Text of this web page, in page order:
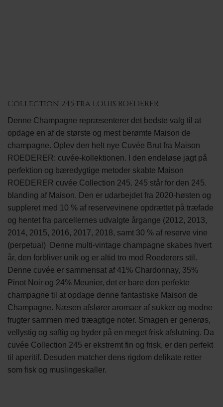
Collection 245 fra LOUIS ROEDERER
Denne Champagne repræsenterer det bedste valg til at
opdage en af ​​de største og mest berømte Maison de
champagne. Oplev den helt nye Cuvée Brut fra Maison
ROEDERER: cuvée-kollektionen. I den endeløse jagt på
perfektion og bæredygtige metoder skabte Maison
ROEDERER cuvée Collection 245. 245 står for den 245.
blanding af Maison. Den er udarbejdet fra 2020-høsten og
suppleret med 10 % af reservevinene opdrættet på træfade
og hentet fra parcellernes udvalgte årgange (2012, 2013,
2014, 2015, 2016, 2017, 2018, samt 30 % af reserve vine
(perpetual) Denne multi-vintage champagne skabes hvert
år, den forbliver unik og er altid tro mod Roederers stil.
Denne cuvée er sammensat af 41% Chardonnay, 35%
Pinot Noir og 24% Meunier, det er bare den perfekte
champagne til at opdage denne fantastiske Maison de
Champagne. Næsen afslører aromaer af sukker og modne
frugter sammen med træagtige noter. Smagen er generøs,
vellystig og saftig og byder på en meget frisk afslutning. Da
cuvée Collection 245 er ekstremt fin og frisk, er den perfekt
til aperitif. Desuden matcher dens rigdom delikate retter
som fisk og muslingeskaller.